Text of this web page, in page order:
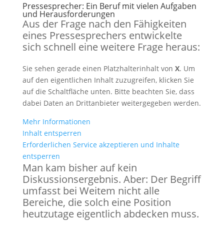
Pressesprecher: Ein Beruf mit vielen Aufgaben
und Herausforderungen
Aus der Frage nach den Fähigkeiten
eines Pressesprechers entwickelte
sich schnell eine weitere Frage heraus:
Sie sehen gerade einen Platzhalterinhalt von X. Um
auf den eigentlichen Inhalt zuzugreifen, klicken Sie
auf die Schaltfläche unten. Bitte beachten Sie, dass
dabei Daten an Drittanbieter weitergegeben werden.
Mehr Informationen
Inhalt entsperren
Erforderlichen Service akzeptieren und Inhalte
entsperren
Man kam bisher auf kein
Diskussionsergebnis. Aber: Der Begriff
umfasst bei Weitem nicht alle
Bereiche, die solch eine Position
heutzutage eigentlich abdecken muss.